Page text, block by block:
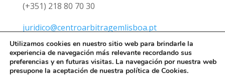
(+351) 218 80 70 30
juridico@centroarbitragemlisboa.pt
Utilizamos cookies en nuestro sitio web para brindarle la
experiencia de navegación más relevante recordando sus
preferencias y en futuras visitas. La navegación por nuestra web
presupone la aceptación de nuestra política de Cookies.